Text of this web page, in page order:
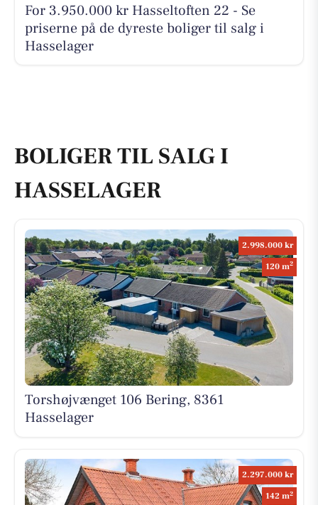
For 3.950.000 kr Hasseltoften 22 - Se
priserne på de dyreste boliger til salg i
Hasselager
BOLIGER TIL SALG I
HASSELAGER
2.998.000 kr
120 m2
Torshøjvænget 106 Bering, 8361
Hasselager
2.297.000 kr
142 m2